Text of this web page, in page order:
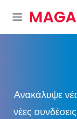
Ανακάλυψε
νέες